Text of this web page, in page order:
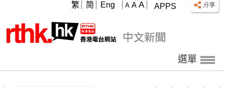
APPS
A A A
繁 简 Eng
選單